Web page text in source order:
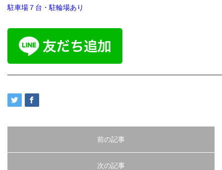
駐車場７台・駐輪場あり
━━━━━━━━━━━━━━━━━━━━━━━━━━━━━━━
前の記事
次の記事